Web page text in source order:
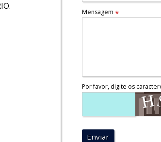
Mensagem *
Por favor, digite os
Enviar